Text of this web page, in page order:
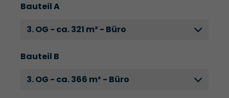
Bauteil A
3. OG - ca. 321 m² - Büro
Bauteil B
3. OG - ca. 366 m² - Büro